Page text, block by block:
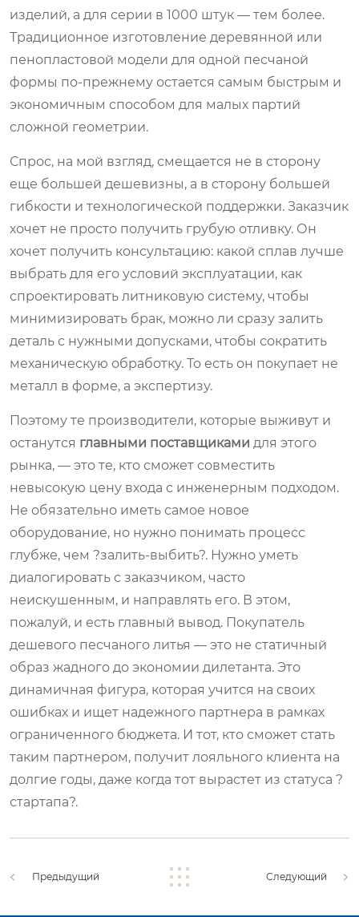
изделий, а для серии в 1000 штук — тем более.
Традиционное изготовление деревянной или
пенопластовой модели для одной песчаной
формы по-прежнему остается самым быстрым и
экономичным способом для малых партий
сложной геометрии.
Спрос, на мой взгляд, смещается не в сторону
еще большей дешевизны, а в сторону большей
гибкости и технологической поддержки. Заказчик
хочет не просто получить грубую отливку. Он
хочет получить консультацию: какой сплав лучше
выбрать для его условий эксплуатации, как
спроектировать литниковую систему, чтобы
минимизировать брак, можно ли сразу залить
деталь с нужными допусками, чтобы сократить
механическую обработку. То есть он покупает не
металл в форме, а экспертизу.
Поэтому те производители, которые выживут и
останутся главными поставщиками для этого
рынка, — это те, кто сможет совместить
невысокую цену входа с инженерным подходом.
Не обязательно иметь самое новое
оборудование, но нужно понимать процесс
глубже, чем ?залить-выбить?. Нужно уметь
диалогировать с заказчиком, часто
неискушенным, и направлять его. В этом,
пожалуй, и есть главный вывод. Покупатель
дешевого песчаного литья — это не статичный
образ жадного до экономии дилетанта. Это
динамичная фигура, которая учится на своих
ошибках и ищет надежного партнера в рамках
ограниченного бюджета. И тот, кто сможет стать
таким партнером, получит лояльного клиента на
долгие годы, даже когда тот вырастет из статуса ?
стартапа?.
Предыдущий Следующий